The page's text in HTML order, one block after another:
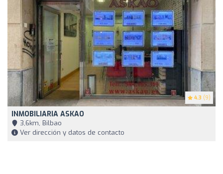
4.3 (9)
INMOBILIARIA ASKAO
3,6km, Bilbao
Ver dirección y datos de contacto